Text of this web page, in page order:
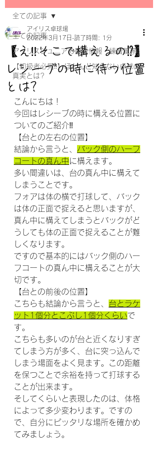
全ての記事
アイリスジュニアの最新情報・練習風景
【初級者必見‼】ほとんど知らない卓球の
真実とは?
全ての記事
【え‼そこで構えるの⁉】
レシーブの時に待つ位置
とは?
アイリス卓球場
2022年3月17日 読了時間: 1分
こんにちは！
今回はレシーブの時に構える位置に
ついてのご紹介‼
【台との左右の位置】
結論から言うと、 バック側のハーフ
コートの真ん中に構えます。
多い間違いは、台の真ん中に構えて
しまうことです。
フォアは体の横で打球して、バック
は体の正面で捉えると思いますが、
真ん中に構えてしまうとバックがど
うしても体の正面で捉えることが難
しくなります。
ですので基本的にはバック側のハー
フコートの真ん中に構えることが大
切です。
【台との前後の位置】
こちらも結論から言うと、 台とラケ
ット1個分とこぶし1個分くらいで
す。
こちらも多いのが台と近くなりすぎ
てしまう方が多く、台に突っ込んで
しまう場面をよく見ます。この距離
を保つことで余裕を持って打球する
ことが出来ます。
そしてくらいと表現したのは、体格
によって多少変わります。ですの
で、自分にピッタリな場所を確かめ
てみましょう。